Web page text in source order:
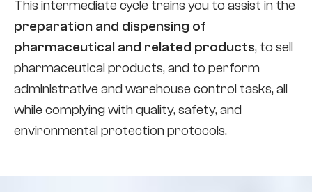
This intermediate cycle trains you to assist in the
preparation and dispensing of
pharmaceutical and related products, to sell
pharmaceutical products, and to perform
administrative and warehouse control tasks, all
while complying with quality, safety, and
environmental protection protocols.